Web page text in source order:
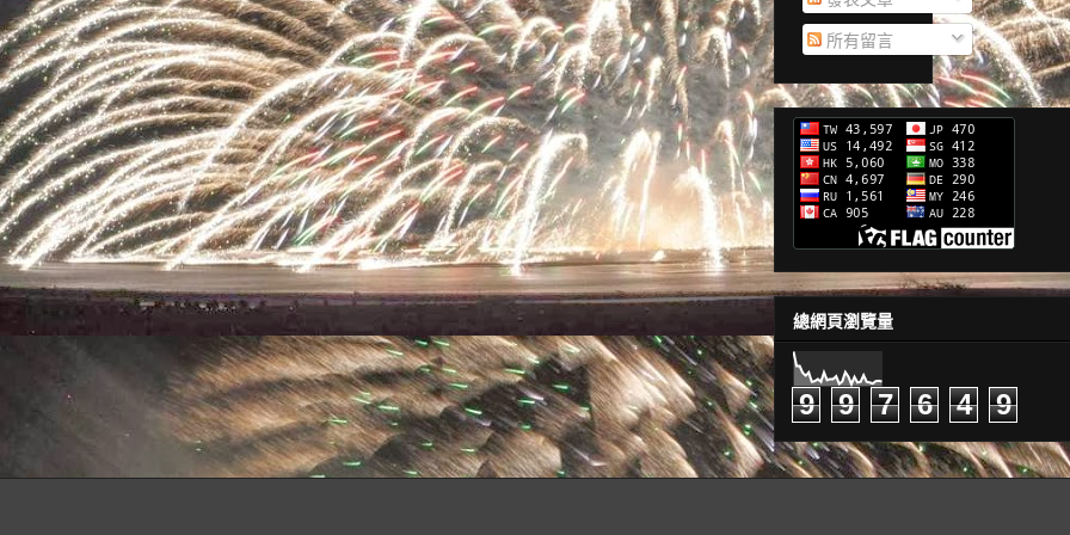
所有留言
總網頁瀏覽量
9 9 7 6 4 9